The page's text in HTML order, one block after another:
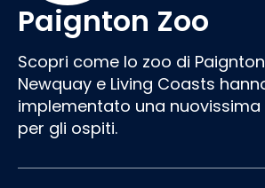
Paignton Zoo
Scopri come lo zoo di
Newquay e Living Coasts
implementato una nuovissima
per gli ospiti.